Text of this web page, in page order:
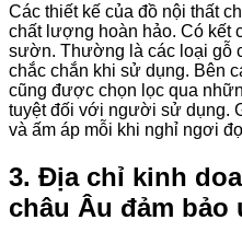
Các thiết kế của đồ nội thất
chất lượng hoàn hảo. Có kết
sườn. Thường là các loại gỗ
chắc chắn khi sử dụng. Bên
cũng được chọn lọc qua
tuyệt đối với người sử dụng.
và ấm áp mỗi khi nghỉ ngơi
3. Địa chỉ kinh
châu Âu đảm bảo